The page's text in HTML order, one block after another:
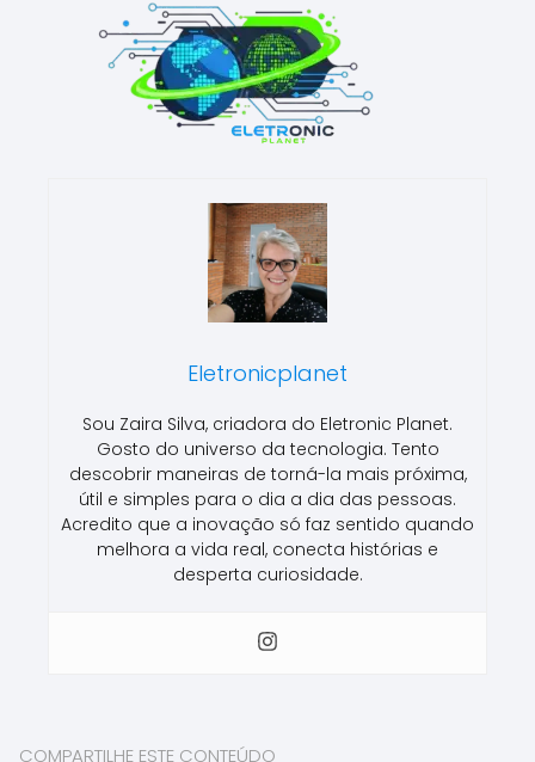
Eletronicplanet
Sou Zaira Silva, criadora do Eletronic Planet.
Gosto do universo da tecnologia. Tento
descobrir maneiras de torná-la mais próxima,
útil e simples para o dia a dia das pessoas.
Acredito que a inovação só faz sentido quando
melhora a vida real, conecta histórias e
desperta curiosidade.
COMPARTILHE ESTE CONTEÚDO